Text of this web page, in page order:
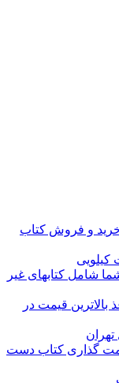
و فروش کتاب
کیلویی
شامل کتابهای غیر
بالاترین قیمت در
گذاری کتاب دست